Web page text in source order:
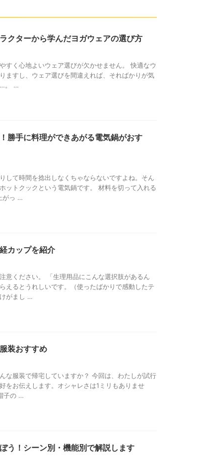
クターから学んだヨガウェアの選び方
すく心地よいウェア選びが欠かせません。 快適なウ
ますし、ウェア選びを間違えれば、そればかりが気
…。 …
勝手に料理ができあがる電気鍋がおす
して時間を捻出しなくちゃならないですよね。そん
ットクックという電気鍋です。 材料を切って入れる
がっ …
カップを紹介
意ください。 「生理用品にこんな選択肢があるん
えるとうれしいです。（使ったばかりで感動したテ
がまし …
装おすすめ
な服装で帰宅していますか？ 今回は、わたしが試行
をお伝えします。オシャレさは1ミリもありませ
子の …
う！シーン別・機能別で解説します